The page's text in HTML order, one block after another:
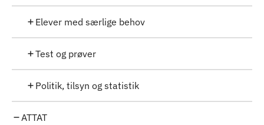
Elever med særlige behov
Test og prøver
Politik, tilsyn og statistik
ATTAT